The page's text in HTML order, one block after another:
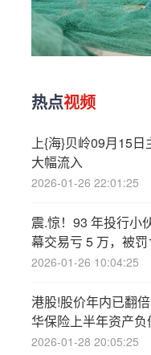
热点视频
上{海}贝岭09月15日
大幅流入
2026-01-26 22:01:25
震.惊！93 年投行小
幕交易亏 5 万，被
万还倒贴 50 万炒股亏
2026-01-26 10:04:25
港股!股价年内已翻
华保险上半年资产负
表现如何？
2026-01-28 20:05:25